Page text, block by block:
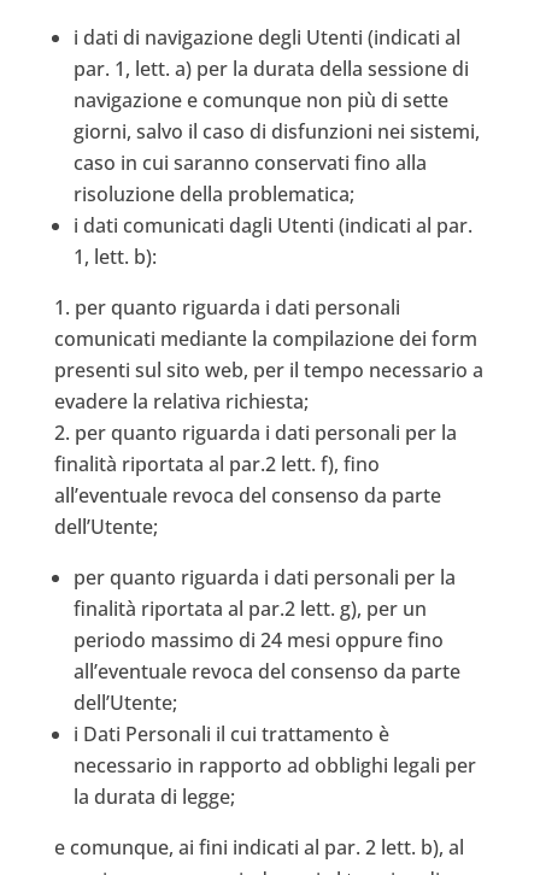
i dati di navigazione degli Utenti (indicati al
par. 1, lett. a) per la durata della sessione di
navigazione e comunque non più di sette
giorni, salvo il caso di disfunzioni nei sistemi,
caso in cui saranno conservati fino alla
risoluzione della problematica;
i dati comunicati dagli Utenti (indicati al par.
1, lett. b):
per quanto riguarda i dati personali
comunicati mediante la compilazione dei form
presenti sul sito web, per il tempo necessario a
evadere la relativa richiesta;
per quanto riguarda i dati personali per la
finalità riportata al par.2 lett. f), fino
all’eventuale revoca del consenso da parte
dell’Utente;
per quanto riguarda i dati personali per la
finalità riportata al par.2 lett. g), per un
periodo massimo di 24 mesi oppure fino
all’eventuale revoca del consenso da parte
dell’Utente;
i Dati Personali il cui trattamento è
necessario in rapporto ad obblighi legali per
la durata di legge;
e comunque, ai fini indicati al par. 2 lett. b), al